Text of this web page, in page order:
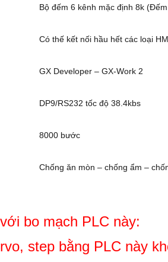
Bộ đếm 6 kênh mặc định 8k
Có thế kết nối hầu hết các loại
GX Developer – GX-Work 2
DP9/RS232 tốc độ 38.4kbs
8000 bước
Chống ăn mòn – chống ẩm –
bo mạch PLC này:
step bằng PLC này